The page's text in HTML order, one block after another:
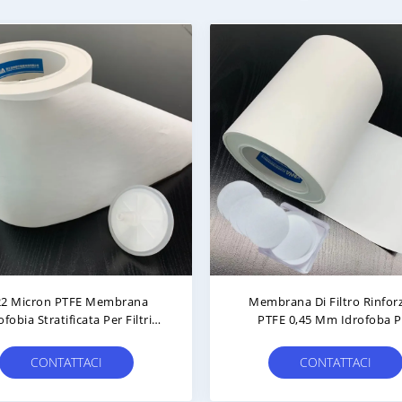
Di Filtro In Polietilene
Idrofobo Per Filtri Medici
CONTATTACI
Filtro A Membrana PTFE
Microporous Stratificato
CONTATTACI